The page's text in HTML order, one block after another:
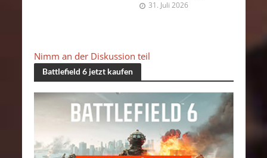
31. Juli 2026
Nimm an der Diskussion teil
Battlefield 6 jetzt kaufen